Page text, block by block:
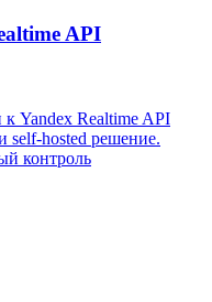
API
Yandex Realtime API
self-hosted решение.
контроль